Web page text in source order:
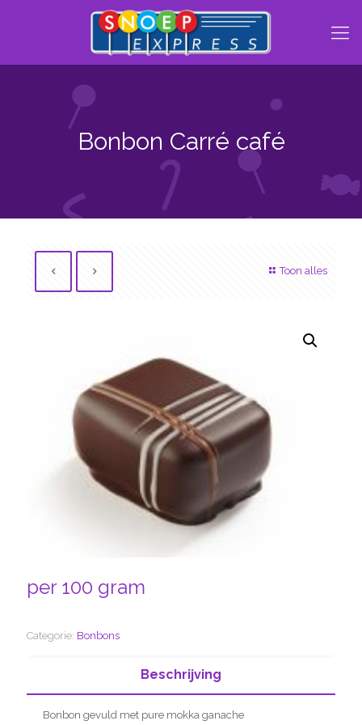
Bonbon Carré café
Toon alles
per 100 gram
Categorie: Bonbons
Beschrijving
Bonbon gevuld met pure mokka ganache